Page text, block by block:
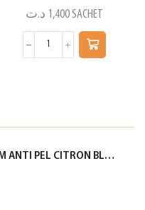
1,400 د.ت SACHET
LILAS SHAMP EXT HOM ANTI PEL CITRON BLEU 350ML